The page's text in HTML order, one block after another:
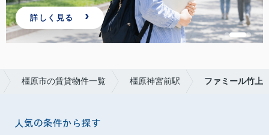
詳しく見る
橿原市の賃貸物件一覧 橿原神宮前駅 ファミール竹上
人気の条件から探す